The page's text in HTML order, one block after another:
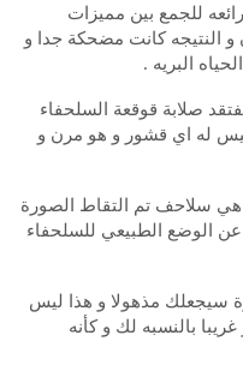
للجمع بين مميزات
و النتيجه كانت مضحكة جدا و
البريه .
صلابة قوقعة السلحفاء
ليس له اي قشور و هو مرن و
هي سلاحف تم التقاط الصورة
الوضع الطبيعي للسلحفاء
سيجعلك مذهولا و هذا ليس
بالنسبه لك و كأنه